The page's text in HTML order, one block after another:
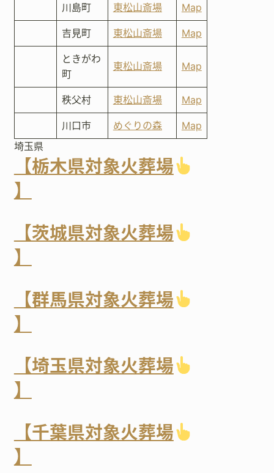
川島町 東松山斎場 Map
吉見町 東松山斎場 Map
ときがわ
町
東松山斎場 Map
秩父村 東松山斎場 Map
川口市 めぐりの森
Map
埼玉県
【栃木県対象火葬場
】
【茨城県対象火葬場
】
【群馬県対象火葬場
】
【埼玉県対象火葬場
】
【千葉県対象火葬場
】